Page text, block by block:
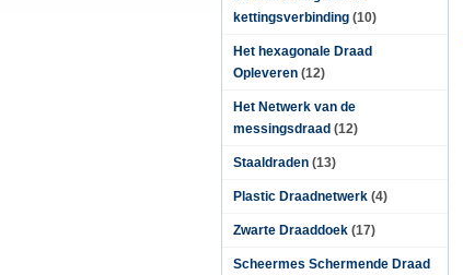
kettingsverbinding (10)
Het hexagonale Draad
Opleveren (12)
Het Netwerk van de
messingsdraad (12)
Staaldraden (13)
Plastic Draadnetwerk (4)
Zwarte Draaddoek (17)
Scheermes Schermende Draad